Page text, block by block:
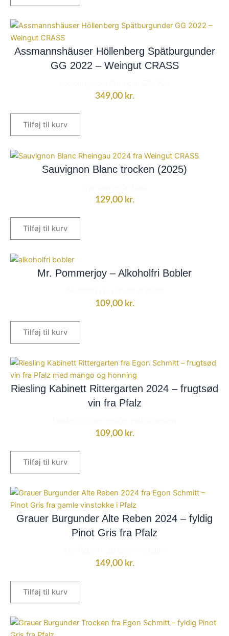
Assmannshäuser Höllenberg Spätburgunder
GG 2022 – Weingut CRASS
349,00 kr.
Tilføj til kurv
Sauvignon Blanc trocken (2025)
129,00 kr.
Tilføj til kurv
Mr. Pommerjoy – Alkoholfri Bobler
109,00 kr.
Tilføj til kurv
Riesling Kabinett Rittergarten 2024 – frugtsød
vin fra Pfalz
109,00 kr.
Tilføj til kurv
Grauer Burgunder Alte Reben 2024 – fyldig
Pinot Gris fra Pfalz
149,00 kr.
Tilføj til kurv